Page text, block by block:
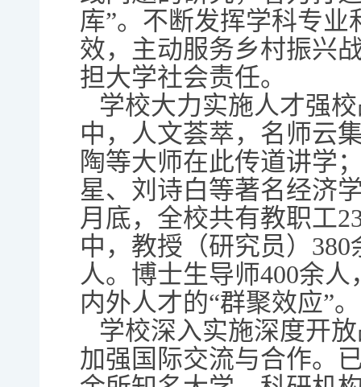
库”。不断发挥学科专
效，主动服务乡村振兴
担大学社会责任。
学校大力实施人才强
中，人文荟萃，名师云
陶等大师在此传道讲学
星、刘诗白等著名经济
月底，全校共有教职工
中，教授（研究员）
人。博士生导师400余
内外人才的“群聚效应”。
学校深入实施深度开
加强国际交流与合作。